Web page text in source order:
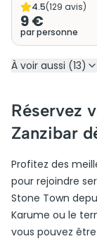
4.5(129 avis)
9 €
par personne
À voir aussi (13)
Réservez
Zanzibar
Profitez des
pour rejoindre
Stone Town
Karume ou le
vous pouvez